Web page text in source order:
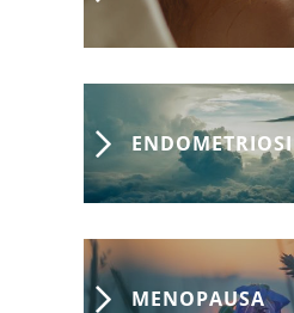
ENDOMETRIOSI
MENOPAUSA